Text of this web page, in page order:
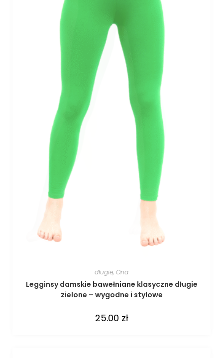
długie, Ona
Legginsy damskie bawełniane klasyczne długie
zielone – wygodne i stylowe
25.00 zł